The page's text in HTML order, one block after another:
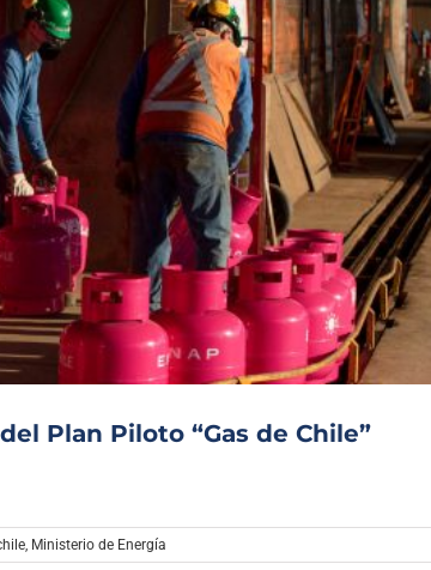
Plan Piloto “Gas de Chile”
, Ministerio de Energía